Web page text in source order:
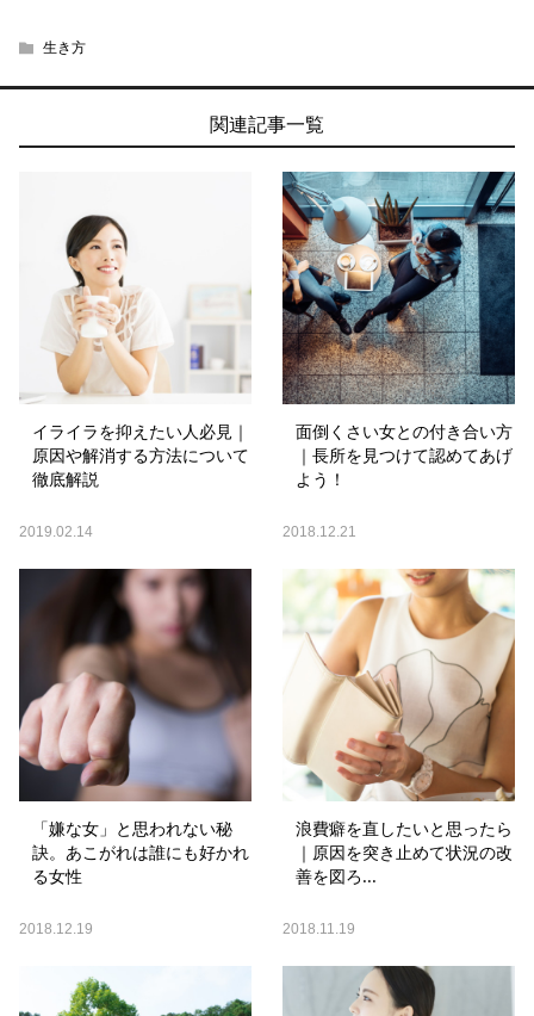
生き方
関連記事一覧
イライラを抑えたい人必見｜
原因や解消する方法について
徹底解説
2019.02.14
面倒くさい女との付き合い方
｜長所を見つけて認めてあげ
よう！
2018.12.21
「嫌な女」と思われない秘
訣。あこがれは誰にも好かれ
る女性
2018.12.19
浪費癖を直したいと思ったら
｜原因を突き止めて状況の改
善を図ろ...
2018.11.19